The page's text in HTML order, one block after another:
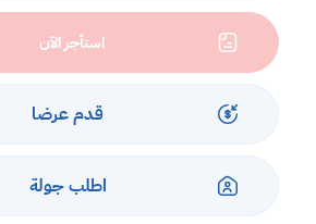
استأجر الآن
قدم عرضا
اطلب جولة
- مساحة واسعة للمعيشة وتناول الطعام
- بلكونة
- نادي رياضي
- حمام السباحة
- مواقف مغطاة للسيارات
- امن / استقبال